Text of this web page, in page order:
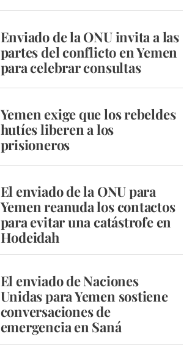
Enviado de la ONU invita a las
partes del conflicto en Yemen
para celebrar consultas
Yemen exige que los rebeldes
hutíes liberen a los
prisioneros
El enviado de la ONU para
Yemen reanuda los contactos
para evitar una catástrofe en
Hodeidah
El enviado de Naciones
Unidas para Yemen sostiene
conversaciones de
emergencia en Saná